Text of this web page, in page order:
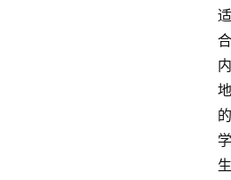
适
合
内
地
的
学
生